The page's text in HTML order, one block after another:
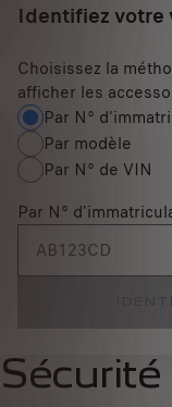
Identifiez votre
Choisissez la
afficher les
Par N°
Par modèle
Par N° de VIN
Par N°
Sécurité